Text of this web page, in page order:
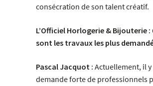
consécration de son talent créatif.
L’Officiel Horlogerie & Bijouterie :
sont les travaux les plus
Pascal Jacquot : Actuellement, il y
demande forte de professionnels